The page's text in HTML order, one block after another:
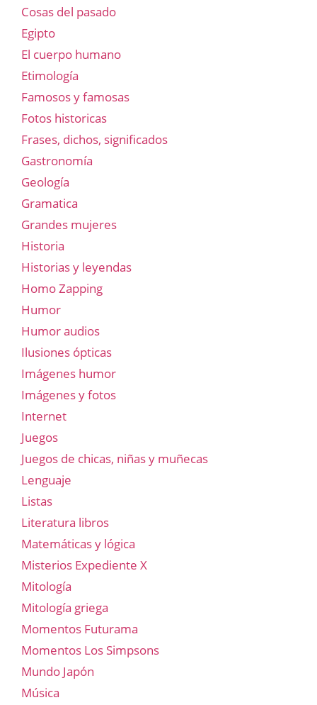
Cosas del pasado
Egipto
El cuerpo humano
Etimología
Famosos y famosas
Fotos historicas
Frases, dichos, significados
Gastronomía
Geología
Gramatica
Grandes mujeres
Historia
Historias y leyendas
Homo Zapping
Humor
Humor audios
Ilusiones ópticas
Imágenes humor
Imágenes y fotos
Internet
Juegos
Juegos de chicas, niñas y muñecas
Lenguaje
Listas
Literatura libros
Matemáticas y lógica
Misterios Expediente X
Mitología
Mitología griega
Momentos Futurama
Momentos Los Simpsons
Mundo Japón
Música